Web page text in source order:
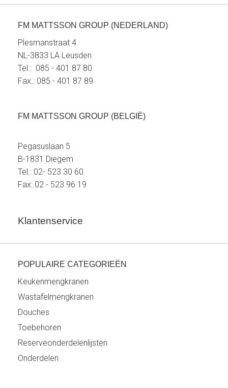
FM MATTSSON GROUP (NEDERLAND)
Plesmanstraat 4
NL-3833 LA Leusden
Tel.: 085 - 401 87 80
Fax.: 085 - 401 87 89
FM MATTSSON GROUP (BELGIË)
Pegasuslaan 5
B-1831 Diegem
Tel.: 02- 523 30 60
Fax: 02 - 523 96 19
Klantenservice
POPULAIRE CATEGORIEËN
Keukenmengkranen
Wastafelmengkranen
Douches
Toebehoren
Reserveonderdelenlijsten
Onderdelen